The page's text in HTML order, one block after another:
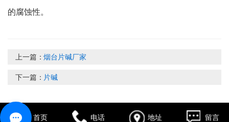
的腐蚀性。
上一篇：烟台片碱厂家
下一篇： 片碱
首页 电话 地址 留言